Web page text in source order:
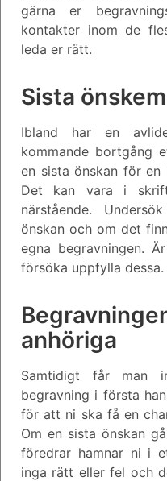
gärna er
kontakter inom de
leda er rätt.
Sista
Ibland har en
kommande bortgång
en sista önskan för en
Det kan vara i
närstående.
önskan och om det
egna begravningen.
försöka uppfylla dessa.
anhöriga
Samtidigt får man
begravning i första
för att ni ska få en
Om en sista önskan
föredrar hamnar ni i
inga rätt eller fel och